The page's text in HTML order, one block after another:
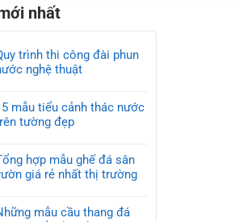
nhất
trình thi công đài phun
nghệ thuật
mẫu tiểu cảnh thác nước
tường đẹp
hợp mẫu ghế đá sân
giá rẻ nhất thị trường
mẫu cầu thang đá